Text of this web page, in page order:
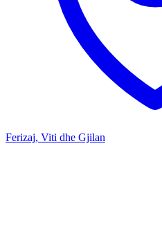
Ferizaj, Viti dhe Gjilan